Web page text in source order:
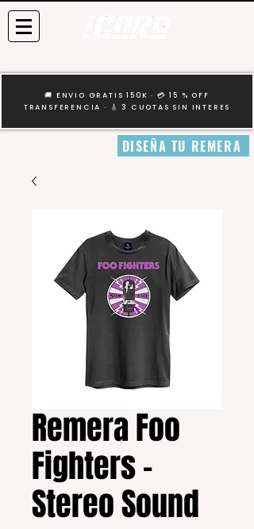
🚚 ENVIO GRATIS 150K · 💳 15 % OFF
TRANSFERENCIA · 🎸 3 CUOTAS SIN INTERES
DISEÑA TU REMERA
Remera Foo
Fighters -
Stereo Sound